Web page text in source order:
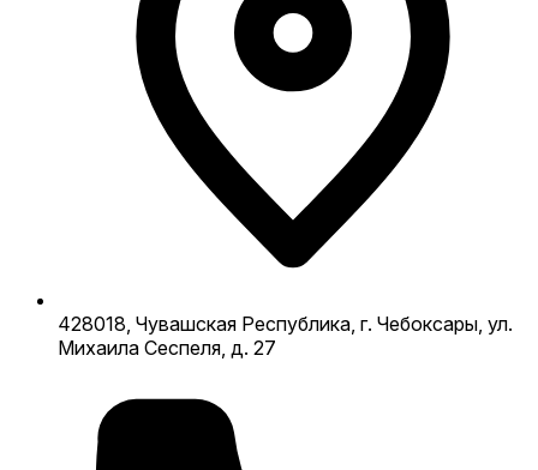
428018, Чувашская Республика, г. Чебоксары, ул.
Михаила Сеспеля, д. 27